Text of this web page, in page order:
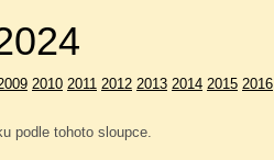
2010 2011 2012 2013 2014 2015 2016
podle tohoto sloupce.